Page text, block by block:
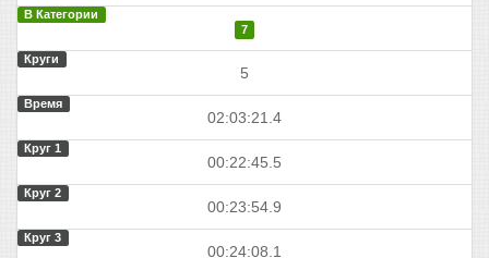
В Категории
7
Круги
5
Время
02:03:21.4
Круг 1
00:22:45.5
Круг 2
00:23:54.9
Круг 3
00:24:08.1